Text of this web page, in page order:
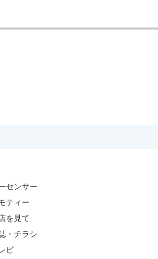
センサー
ティー
を見て
・チラシ
ビ